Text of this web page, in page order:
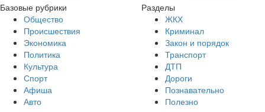
Базовые рубрики
Общество
Происшествия
Экономика
Политика
Культура
Спорт
Афиша
Авто
Разделы
ЖКХ
Криминал
Закон и порядок
Транспорт
ДТП
Дороги
Познавательно
Полезно